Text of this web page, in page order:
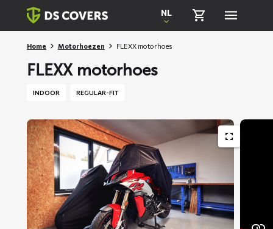
Skiplinks
NL
Home Motorhoezen FLEXX motorhoes
FLEXX motorhoes
INDOOR REGULAR-FIT